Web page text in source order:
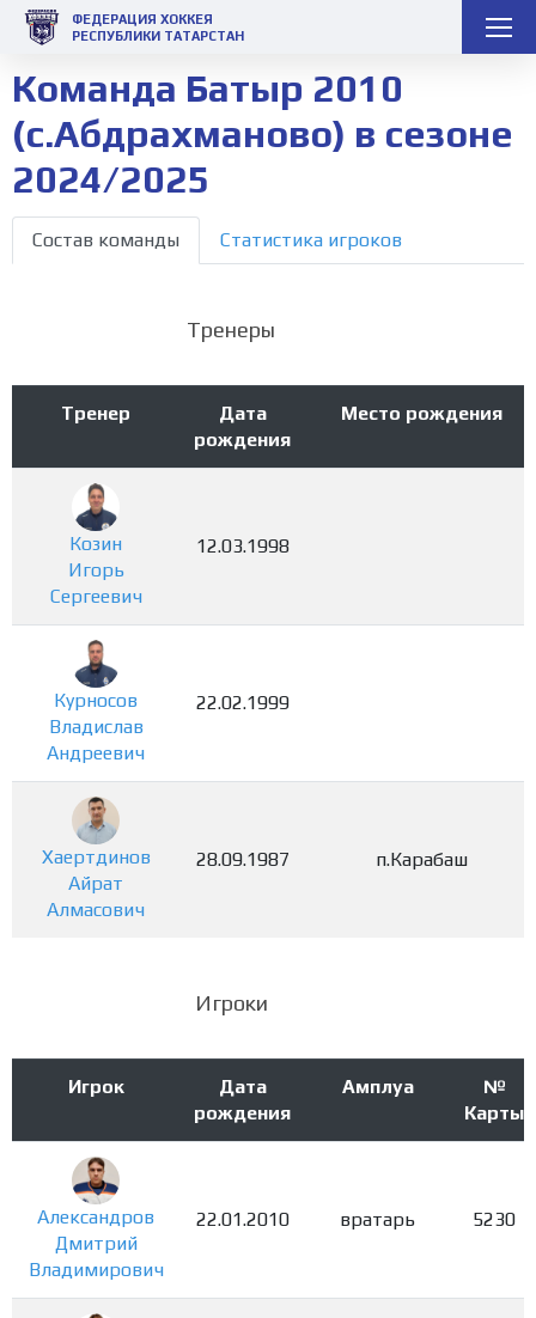
ФЕДЕРАЦИЯ ХОККЕЯ
РЕСПУБЛИКИ ТАТАРСТАН
Команда Батыр 2010
(с.Абдрахманово) в сезоне
2024/2025
Состав команды Статистика игроков
Тренеры
Тренер
Дата
рождения
Место рождения
Козин
Игорь
Сергеевич
12.03.1998
Курносов
Владислав
Андреевич
22.02.1999
Хаертдинов
Айрат
Алмасович
28.09.1987 п.Карабаш
Игроки
Игрок
Дата
рождения
Амплуа
№
Карты
Александров
Дмитрий
Владимирович
22.01.2010 вратарь 5230